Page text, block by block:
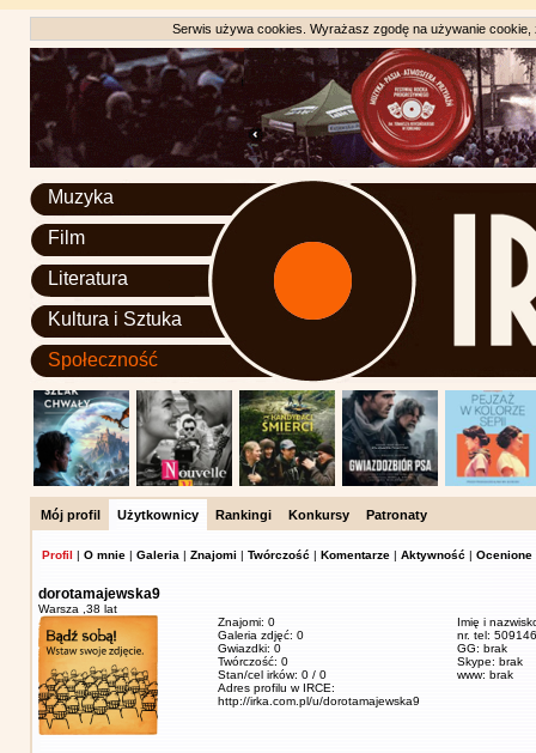
Serwis używa cookies. Wyrażasz zgodę na używanie
Muzyka
Film
Literatura
Kultura i Sztuka
Społeczność
Mój profil Użytkownicy Rankingi Konkursy Patronaty
Profil | O mnie | Galeria | Znajomi | Twórczość | Komentarze | Aktywność | Ocenione
dorotamajewska9
Warsza , 38 lat
Znajomi: 0
Galeria zdjęć: 0
Gwiazdki: 0
Twórczość: 0
Stan/cel irków: 0 / 0
Adres profilu w IRCE:
http://irka.com.pl/u/dorotamajewska9
Imię i
nr. tel:
GG: brak
Skype: brak
www: brak